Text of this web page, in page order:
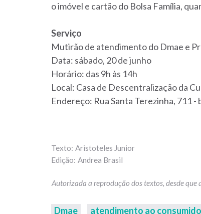
o imóvel e cartão do Bolsa Família,
Serviço
Mutirão de atendimento do Dmae e
Data: sábado, 20 de junho
Horário: das 9h às 14h
Local: Casa de Descentralização da
Endereço: Rua Santa Terezinha, 711
Aristoteles Junior
Andrea Brasil
Dmae atendimento ao